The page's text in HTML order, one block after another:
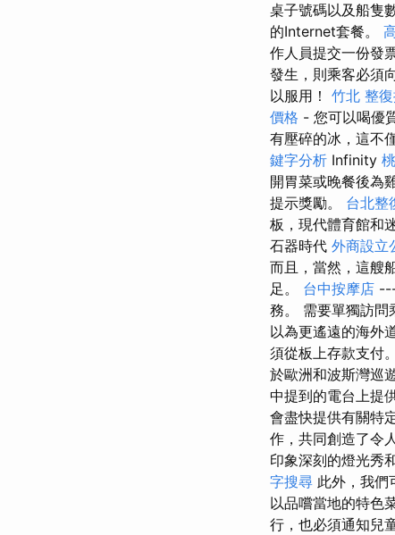
桌子號碼以及船隻
的Internet套餐。
作人員提交一份發
發生，則乘客必須
以服用！ 竹北 整
價格 - 您可以喝優
有壓碎的冰，這不
鍵字分析 Infinity
開胃菜或晚餐後為
提示獎勵。 台北整
板，現代體育館和
石器時代 外商設立
而且，當然，這艘
足。 台中按摩店
務。 需要單獨訪問
以為更遙遠的海外
須從板上存款支付。
於歐洲和波斯灣巡
中提到的電台上提
會盡快提供有關特
作，共同創造了令
印象深刻的燈光秀
字搜尋 此外，我們
以品嚐當地的特色
行，也必須通知兒